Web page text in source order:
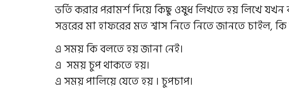
ভর্তি করার পরামর্শ দিয়ে কিছু ওষুধ লিখতে হয় লিখে
সত্তরের মা হাফরের মত শ্বাস নিতে নিতে জানতে চাইল,
এ সময় কি বলতে হয় জানা নেই।
এ সময় চুপ থাকতে হয়।
এ সময় পালিয়ে যেতে হয় । চুপচাপ।